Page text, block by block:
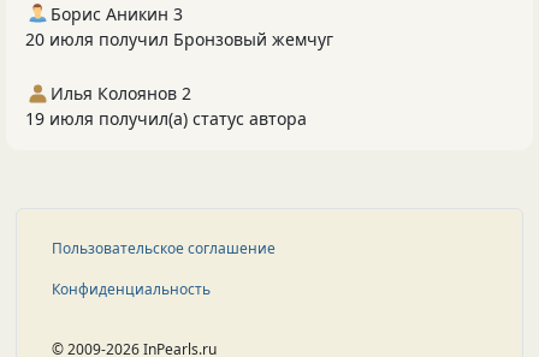
Борис Аникин 3
20 июля получил Бронзовый жемчуг
Илья Колоянов 2
19 июля получил(а) статус автора
Пользовательское соглашение
Конфиденциальность
© 2009-2026 InPearls.ru